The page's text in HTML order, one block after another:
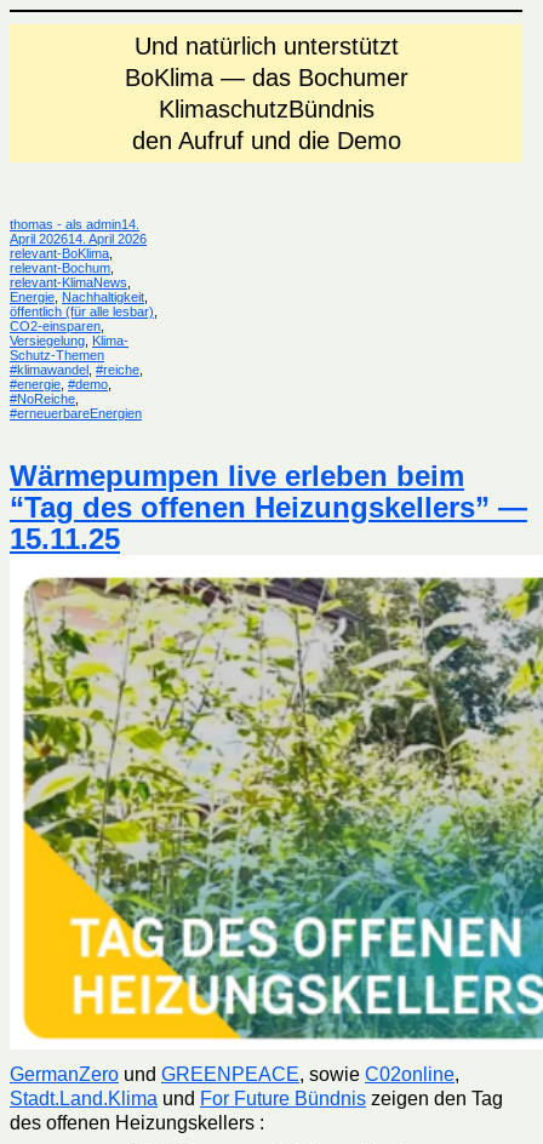
Und natürlich unterstützt
BoKlima — das Bochumer
KlimaschutzBündnis
den Aufruf und die Demo
Autor
thomas - als adminVeröffentlicht
am
14.
April 202614. April 2026Kategorien
relevant-BoKlima,
relevant-Bochum,
relevant-KlimaNews,
Energie, Nachhaltigkeit,
öffentlich (für alle lesbar),
CO2-einsparen,
Versiegelung, Klima-
Schutz-ThemenSchlagwörter
#klimawandel , #reiche,
#energie, #demo,
#NoReiche,
#erneuerbareEnergien
Wärmepumpen live erleben beim
“Tag des offenen Heizungskellers” —
15.11.25
GermanZero und GREENPEACE, sowie C02online,
Stadt.Land.Klima und For Future Bündnis zeigen den Tag
des offenen Heizungskellers :